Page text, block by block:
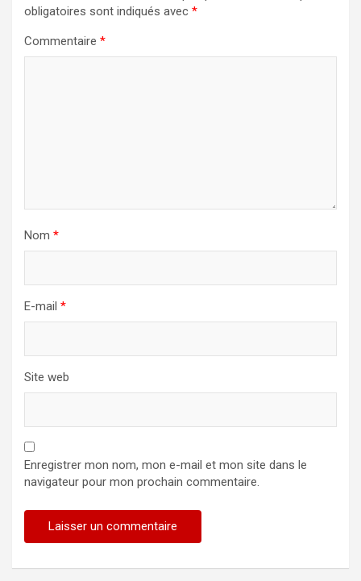
obligatoires sont indiqués avec *
Commentaire *
Nom *
E-mail *
Site web
Enregistrer mon nom, mon e-mail et mon site dans le
navigateur pour mon prochain commentaire.